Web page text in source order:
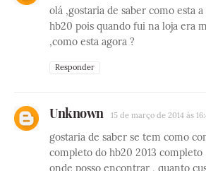
olá ,gostaria de saber como esta
hb20 pois quando fui na loja era
,como esta agora ?
Responder
Unknown 15 de março de 2014 às
gostaria de saber se tem como
completo do hb20 2013 completo
onde posso encontrar , quanto